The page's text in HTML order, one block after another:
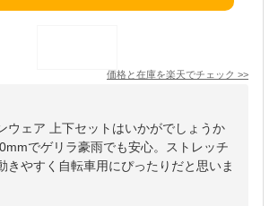
価格と在庫を楽天でチェック >>
ウェア 上下セットはいかがでしょうか
でゲリラ豪雨でも安心。ストレッチ
きやすく自転車用にぴったりだと思いま